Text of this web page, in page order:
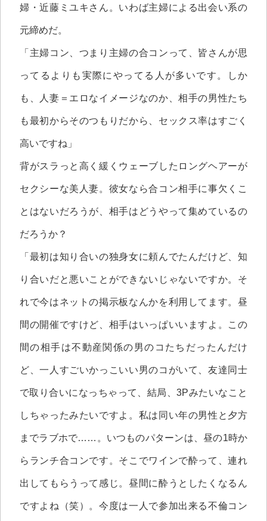
婦・近藤ミユキさん。いわば主婦による出会い系の
元締めだ。
「主婦コン、つまり主婦の合コンって、皆さんが思
ってるよりも実際にやってる人が多いです。しか
も、人妻＝エロなイメージなのか、相手の男性たち
も最初からそのつもりだから、セックス率はすごく
高いですね」
背がスラっと高く緩くウェーブしたロングヘアーが
セクシーな美人妻。彼女なら合コン相手に事欠くこ
とはないだろうが、相手はどうやって集めているの
だろうか？
「最初は知り合いの独身女に頼んでたんだけど、知
り合いだと悪いことができないじゃないですか。そ
れで今はネットの掲示板なんかを利用してます。昼
間の開催ですけど、相手はいっぱいいますよ。この
間の相手は不動産関係の男のコたちだったんだけ
ど、一人すごいかっこいい男のコがいて、友達同士
で取り合いになっちゃって、結局、3Pみたいなこと
しちゃったみたいですよ。私は同い年の男性と夕方
までラブホで……。いつものパターンは、昼の1時か
らランチ合コンです。そこでワインで酔って、連れ
出してもらうって感じ。昼間に酔うとしたくなるん
ですよね（笑）。今度は一人で参加出来る不倫コン